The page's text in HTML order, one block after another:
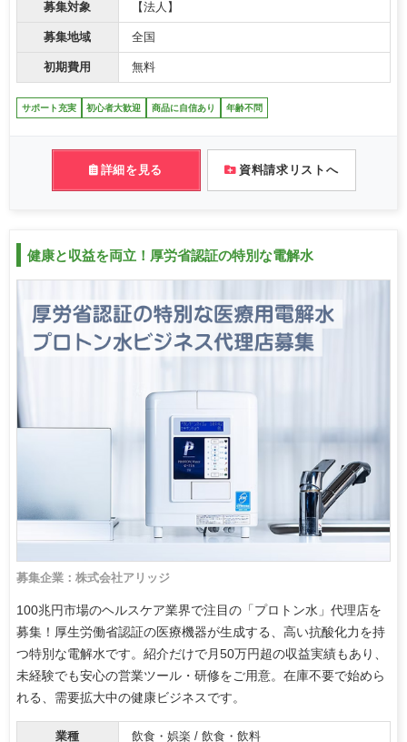
募集対象 【法人】
募集地域 全国
初期費用 無料
サポート充実 初心者大歓迎 商品に自信あり 年齢不問
詳細を見る 資料請求リストへ
健康と収益を両立！厚労省認証の特別な電解水
募集企業：株式会社アリッジ
100兆円市場のヘルスケア業界で注目の「プロトン水」代理店を
募集！厚生労働省認証の医療機器が生成する、高い抗酸化力を持
つ特別な電解水です。紹介だけで月50万円超の収益実績もあり、
未経験でも安心の営業ツール・研修をご用意。在庫不要で始めら
れる、需要拡大中の健康ビジネスです。
業種 飲食・娯楽 / 飲食・飲料